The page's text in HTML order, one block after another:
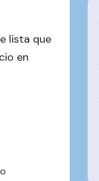
lista que
en